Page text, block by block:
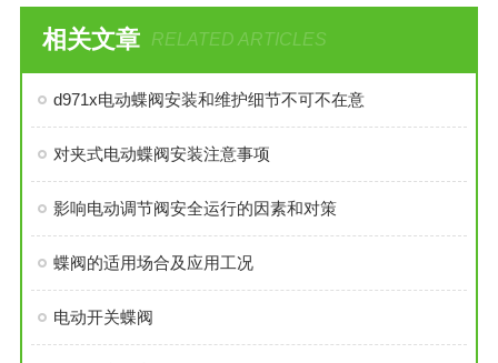
相关文章 RELATED ARTICLES
d971x电动蝶阀安装和维护细节不可不在意
对夹式电动蝶阀安装注意事项
影响电动调节阀安全运行的因素和对策
蝶阀的适用场合及应用工况
电动开关蝶阀